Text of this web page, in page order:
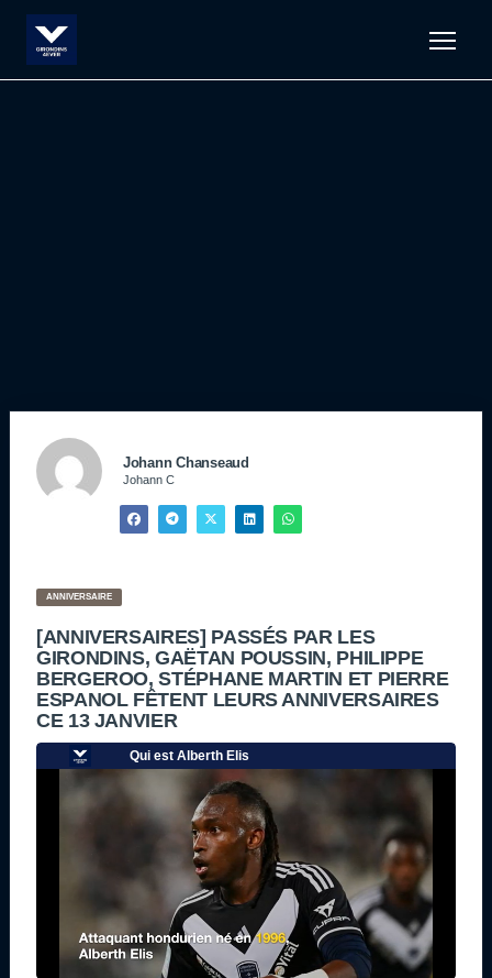
Johann Chanseaud
Johann C
ANNIVERSAIRE
[ANNIVERSAIRES] PASSÉS PAR LES
GIRONDINS, GAËTAN POUSSIN, PHILIPPE
BERGEROO, STÉPHANE MARTIN ET PIERRE
ESPANOL FÊTENT LEURS ANNIVERSAIRES
CE 13 JANVIER